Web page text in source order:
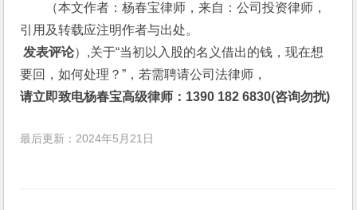
（本文作者：杨春宝律师，来自：公司投资律师，
引用及转载应注明作者与出处。
发表评论）,关于“当初以入股的名义借出的钱，现在想
要回，如何处理？”，若需聘请公司法律师，
请立即致电杨春宝高级律师：1390 182 6830(咨询勿扰)
最后更新：2024年5月21日